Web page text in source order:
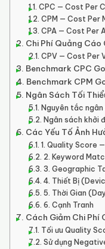
CPC — Cost Per
CPM — Cost Per
CPA — Cost Per
Chi Phí Quảng Cáo
CPV — Cost Per
Benchmark CPC
Benchmark CPM
Ngân Sách Tối
Nguyên tắc
Ngân sách khởi
Các Yếu Tố Ảnh
1. Quality Score
2. Keyword
3. Geographic
4. Thiết Bị
5. Thời Gian
6. Cạnh Tranh
Cách Giảm Chi Phí
Tối ưu Quality
Sử dụng